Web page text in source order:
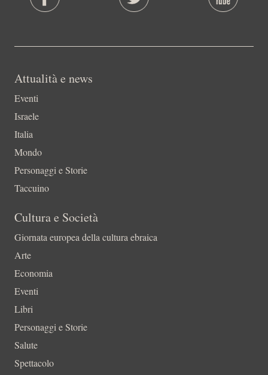
Attualità e news
Eventi
Israele
Italia
Mondo
Personaggi e Storie
Taccuino
Cultura e Società
Giornata europea della cultura ebraica
Arte
Economia
Eventi
Libri
Personaggi e Storie
Salute
Spettacolo